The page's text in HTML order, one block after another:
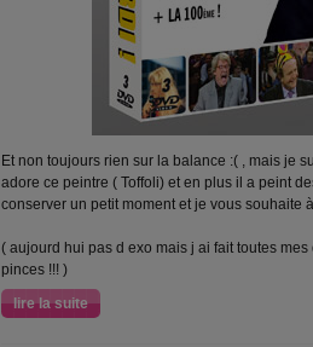
Et non toujours rien sur la balance :( , mais je
adore ce peintre ( Toffoli) et en plus il a peint
conserver un petit moment et je vous souhaite
( aujourd hui pas d exo mais j ai fait toutes
pinces !!! )
lire la suite